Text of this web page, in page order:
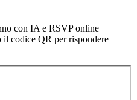
con IA e RSVP online
il codice QR per rispondere